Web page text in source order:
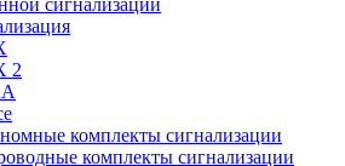
2
комплекты сигнализации
комплекты сигнализации